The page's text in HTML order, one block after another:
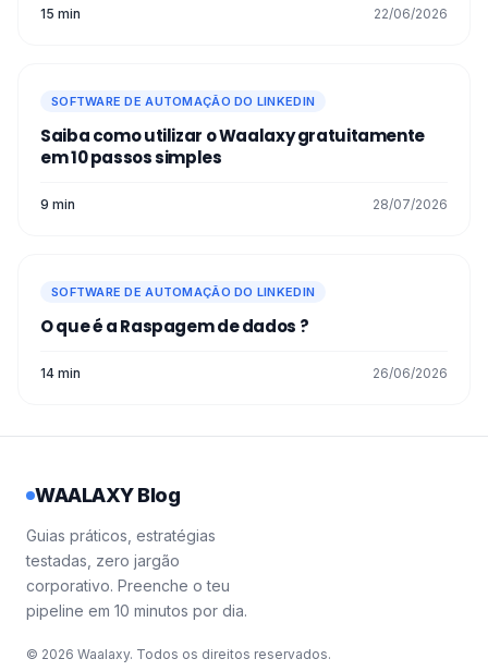
15 min 22/06/2026
SOFTWARE DE AUTOMAÇÃO DO LINKEDIN
Saiba como utilizar o Waalaxy gratuitamente
em 10 passos simples
9 min 28/07/2026
SOFTWARE DE AUTOMAÇÃO DO LINKEDIN
O que é a Raspagem de dados ?
14 min 26/06/2026
WAALAXY Blog
Guias práticos, estratégias
testadas, zero jargão
corporativo. Preenche o teu
pipeline em 10 minutos por dia.
© 2026 Waalaxy. Todos os direitos reservados.